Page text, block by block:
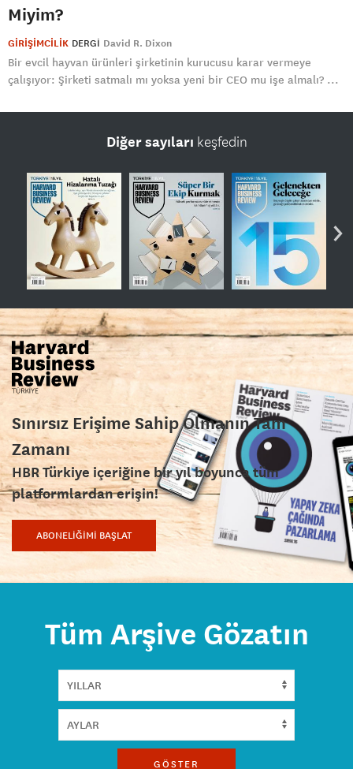
Miyim?
GİRİŞİMCİLİK DERGI David R. Dixon
Bir evcil hayvan ürünleri şirketinin kurucusu karar vermeye
çalışıyor: Şirketi satmalı mı yoksa yeni bir CEO mu işe almalı? ...
Diğer sayıları keşfedin
›
Sınırsız Erişime Sahip Olmanın Tam
Zamanı
HBR Türkiye içeriğine bir yıl boyunca tüm
platformlardan erişin!
ABONELİĞİMİ BAŞLAT
Tüm Arşive Gözatın
GÖSTER